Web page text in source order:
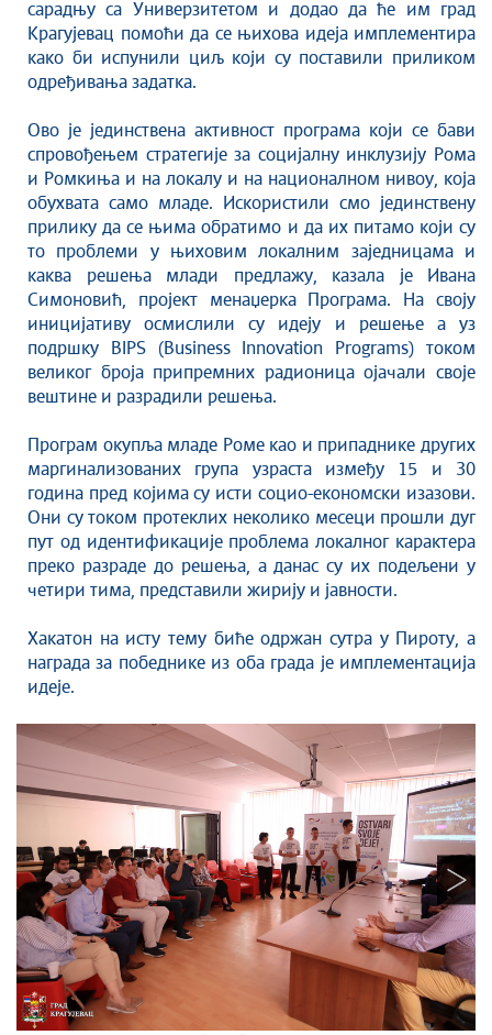
Савет за координацију послова безбедности
саобраћаја
Људска и мањинска права
сарадњу са Универзитетом и додао да ће им град
Крагујевац помоћи да се њихова идеја имплементира
како би испунили циљ који су поставили приликом
одређивања задатка.
Ово је јединствена активност програма који се бави
спровођењем стратегије за социјалну инклузију Рома
и Ромкиња и на локалу и на националном нивоу, која
обухвата само младе. Искористили смо јединствену
прилику да се њима обратимо и да их питамо који су
то проблеми у њиховим локалним заједницама и
каква решења млади предлажу, казала је Ивана
Симоновић, пројект менаџерка Програма. На своју
иницијативу осмислили су идеју и решење а уз
подршку BIPS (Business Innovation Programs) током
великог броја припремних радионица ојачали своје
вештине и разрадили решења.
Програм окупља младе Роме као и припаднике других
маргинализованих група узраста између 15 и 30
година пред којима су исти социо-економски изазови.
Они су током протеклих неколико месеци прошли дуг
пут од идентификације проблема локалног карактера
преко разраде до решења, а данас су их подељени у
четири тима, представили жирију и јавности.
Хакатон на исту тему биће одржан сутра у Пироту, а
награда за победнике из оба града је имплементација
идеје.